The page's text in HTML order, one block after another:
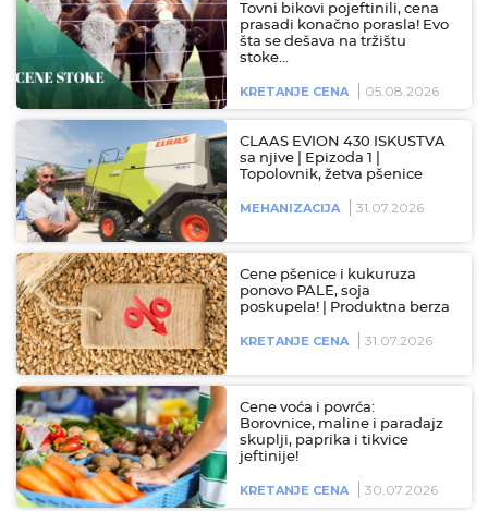
Tovni bikovi pojeftinili, cena
prasadi konačno porasla! Evo
šta se dešava na tržištu
stoke…
KRETANJE CENA 05.08.2026
CLAAS EVION 430 ISKUSTVA
sa njive | Epizoda 1 |
Topolovnik, žetva pšenice
MEHANIZACIJA 31.07.2026
Cene pšenice i kukuruza
ponovo PALE, soja
poskupela! | Produktna berza
KRETANJE CENA 31.07.2026
Cene voća i povrća:
Borovnice, maline i paradajz
skuplji, paprika i tikvice
jeftinije!
KRETANJE CENA 30.07.2026